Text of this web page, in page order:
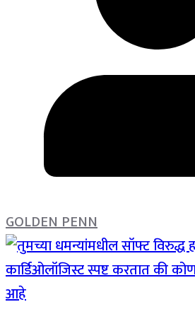
GOLDEN PENN